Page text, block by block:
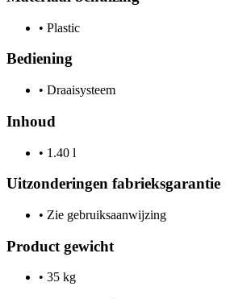
• Plastic
Bediening
• Draaisysteem
Inhoud
• 1.40 l
Uitzonderingen fabrieksgarantie
• Zie gebruiksaanwijzing
Product gewicht
• 35 kg